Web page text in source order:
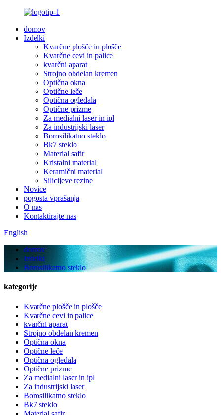
domov
Izdelki
Kvarčne plošče in plošče
Kvarčne cevi in ​​palice
kvarčni aparat
Strojno obdelan kremen
Optična okna
Optične leče
Optična ogledala
Optične prizme
Za medialni laser in ipl
Za industrijski laser
Borosilikatno steklo
Bk7 steklo
Material safir
Kristalni material
Keramični material
Silicijeve rezine
Novice
pogosta vprašanja
O nas
Kontaktirajte nas
English
domov
Izdelki
Borosilikatno steklo
kategorije
Kvarčne plošče in plošče
Kvarčne cevi in ​​palice
kvarčni aparat
Strojno obdelan kremen
Optična okna
Optične leče
Optična ogledala
Optične prizme
Za medialni laser in ipl
Za industrijski laser
Borosilikatno steklo
Bk7 steklo
Material safir